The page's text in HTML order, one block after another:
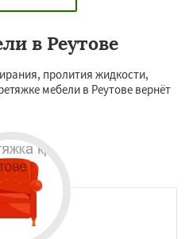
в Реутове
пролития жидкости,
мебели в Реутове вернёт